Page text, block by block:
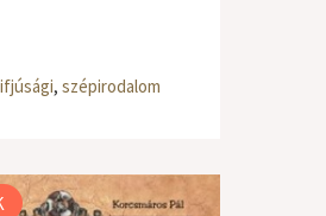
, szépirodalom